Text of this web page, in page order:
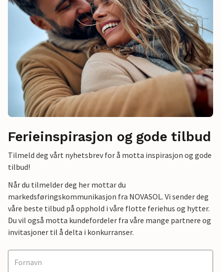
Ferieinspirasjon og gode tilbud
Tilmeld deg vårt nyhetsbrev for å motta inspirasjon og gode
tilbud!
Når du tilmelder deg her mottar du
markedsføringskommunikasjon fra NOVASOL. Vi sender deg
våre beste tilbud på opphold i våre flotte feriehus og hytter.
Du vil også motta kundefordeler fra våre mange partnere og
invitasjoner til å delta i konkurranser.